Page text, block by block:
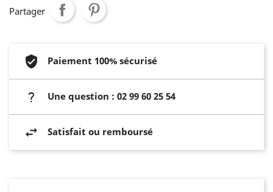
Partager
Paiement 100% sécurisé
Une question : 02 99 60 25 54
Satisfait ou remboursé